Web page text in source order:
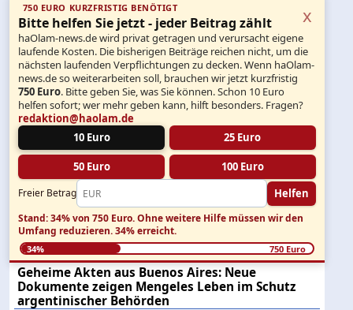
750 EURO KURZFRISTIG BENÖTIGT
Bitte helfen Sie jetzt - jeder Beitrag zählt
haOlam-news.de wird privat getragen und verursacht eigene
laufende Kosten. Die bisherigen Beiträge reichen nicht, um die
nächsten laufenden Verpflichtungen zu decken. Wenn haOlam-
news.de so weiterarbeiten soll, brauchen wir jetzt kurzfristig
750 Euro. Bitte geben Sie, was Sie können. Schon 10 Euro
helfen sofort; wer mehr geben kann, hilft besonders. Fragen?
redaktion@haolam.de
10 Euro
25 Euro
50 Euro 100 Euro
Freier Betrag Helfen
x
Stand: 34% von 750 Euro.Ohne weitere Hilfe müssen wir den
Umfang reduzieren.34% erreicht.
34% 750 Euro
Geheime Akten aus Buenos Aires: Neue
Dokumente zeigen Mengeles Leben im Schutz
argentinischer Behörden